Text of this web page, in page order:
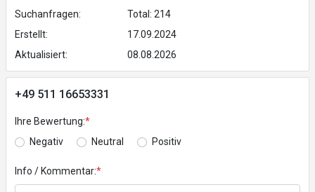
Suchanfragen:
Total: 214
Erstellt:
17.09.2024
Aktualisiert:
08.08.2026
+49 511 16653331
Ihre Bewertung:*
Negativ
Neutral Positiv
Info / Kommentar:*